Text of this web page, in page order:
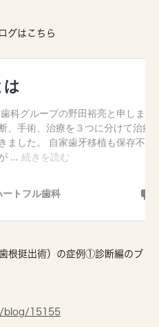
グはこちら
根挺出術）の症例①診断編のブ
blog/15155